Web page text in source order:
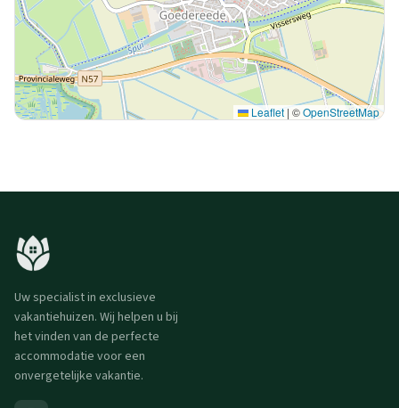
Leaflet | ©OpenStreetMap
Uw specialist in exclusieve
vakantiehuizen. Wij helpen u bij
het vinden van de perfecte
accommodatie voor een
onvergetelijke vakantie.